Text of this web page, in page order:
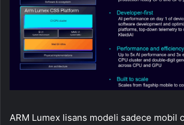
ARM Lumex lisans modeli sadece mobil